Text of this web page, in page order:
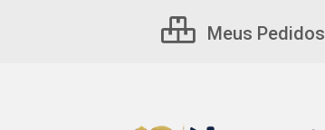
Meus Pedidos